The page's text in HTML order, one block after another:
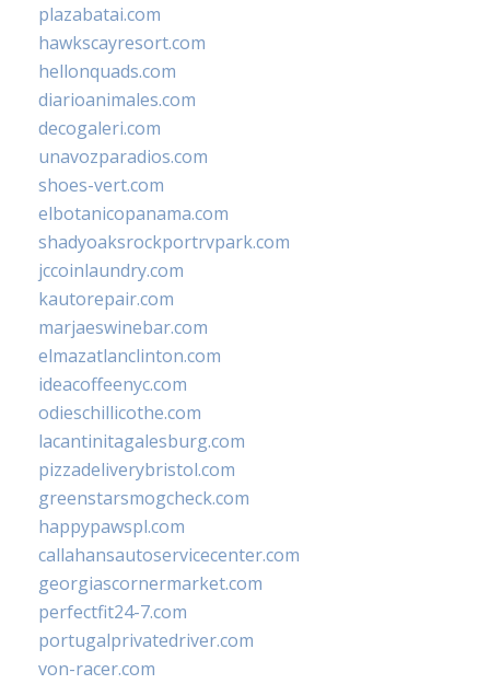
plazabatai.com
hawkscayresort.com
hellonquads.com
diarioanimales.com
decogaleri.com
unavozparadios.com
shoes-vert.com
elbotanicopanama.com
shadyoaksrockportrvpark.com
jccoinlaundry.com
kautorepair.com
marjaeswinebar.com
elmazatlanclinton.com
ideacoffeenyc.com
odieschillicothe.com
lacantinitagalesburg.com
pizzadeliverybristol.com
greenstarsmogcheck.com
happypawspl.com
callahansautoservicecenter.com
georgiascornermarket.com
perfectfit24-7.com
portugalprivatedriver.com
von-racer.com